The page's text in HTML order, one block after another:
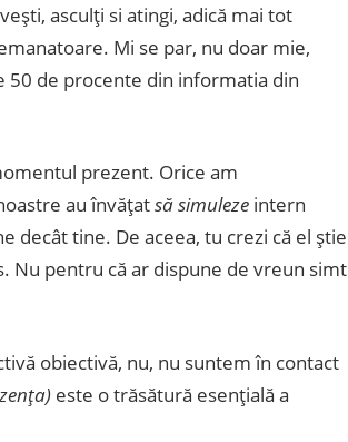
asculţi si atingi, adică mai tot
Mi se par, nu doar mie,
50 de procente din informatia din
prezent. Orice am
au învăţatsă simulezeintern
decât tine. De aceea, tu crezi că el ştie
Nu pentru că ar dispune de vreun simt
obiectivă, nu, nu suntem în contact
este o trăsătură esenţială a